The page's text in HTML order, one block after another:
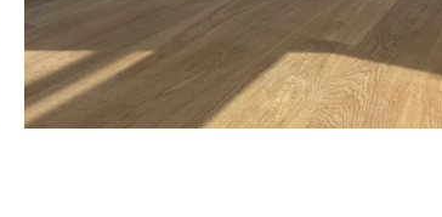
Nebenkosten derzeit